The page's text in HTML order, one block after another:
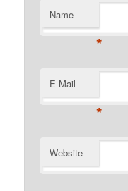
Name
*
E-Mail
*
Website